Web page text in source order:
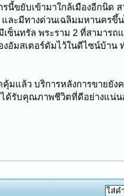
รนี้ขยับเข้ามาใกล้เมืองอีกนิด
ละมีทางด่วนเฉลิมมหานคร
ซ็นทรัล พระราม 2 ที่สามา
มสเตอร์ดัมไว้ในดีไซน์บ้าน
มแล้ว บริการหลังการขายยัง
ด้รับคุณภาพชีวิตที่ดีอย่างแน่